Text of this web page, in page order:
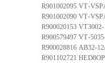
R901002095 VT-
R901002090 VT-
R900020153
R900579497 VT-
R900028816 AB32-
R901102721